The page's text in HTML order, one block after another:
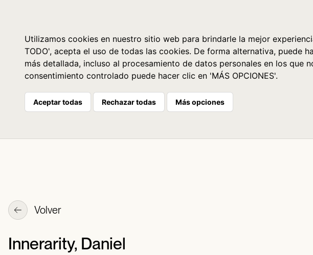
Utilizamos cookies en nuestro sitio web para brindarle la mejor
TODO', acepta el uso de todas las cookies. De forma alternativa, puede
más detallada, incluso al procesamiento de datos personales en los que
consentimiento controlado puede hacer clic en 'MÁS OPCIONES'.
Aceptar todas Rechazar todas Más opciones
Volver
Innerarity, Daniel